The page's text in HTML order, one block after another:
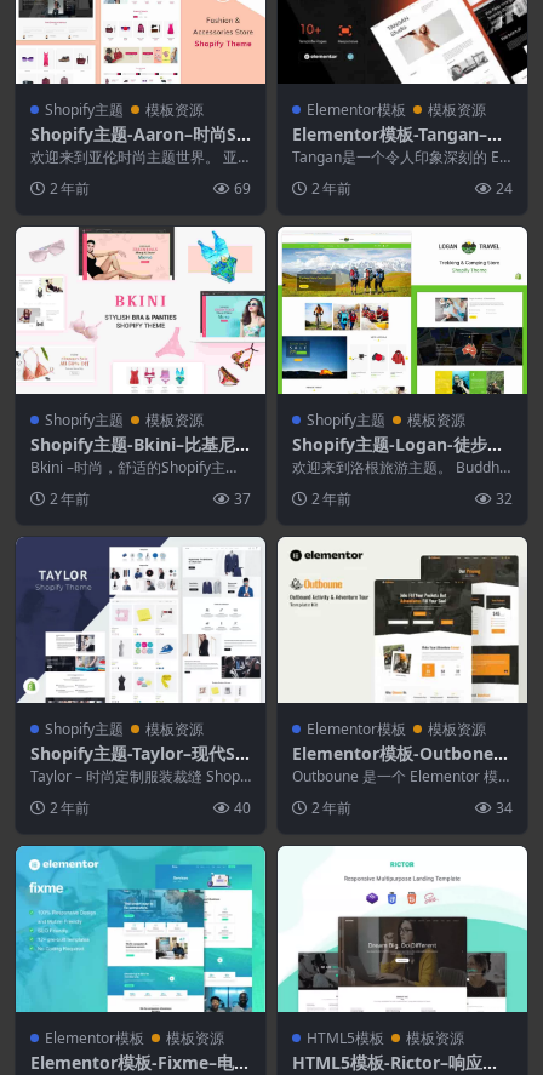
Shopify主题 模板资源
Shopify主题-Aaron–时尚Sh
opify主题
欢迎来到亚伦时尚主题世界。 亚
（在Shop...
2 年前 69
Elementor模板 模板资源
Elementor模板-Tangan–极
简投资组合 Elementor Pro
模板套件
Tangan是一个令人印象深刻的 Ele
于...2 年前 24
Shopify主题 模板资源
Shopify主题-Bkini–比基尼S
hopify主题
Bkini –时尚，舒适的Shopify主
设计。以...
2 年前 37
Shopify主题 模板资源
Shopify主题-Logan-徒步与
露营商店Shopify主题
欢迎来到洛根旅游主题。 Buddhat
者，...2 年前 32
Shopify主题 模板资源
Shopify主题-Taylor–现代Sh
opify时尚主题
Taylor – 时尚定制服装裁缝 Shopif
2 年前 40
Elementor模板 模板资源
Elementor模板-Outbone–
Outbond活动和冒险之旅Ele
mentor模板套件
Outboune 是一个 Elementor 模板
2 年前 34
Elementor模板 模板资源
Elementor模板-Fixme–电脑
HTML5模板 模板资源
HTML5模板-Rictor–响应式